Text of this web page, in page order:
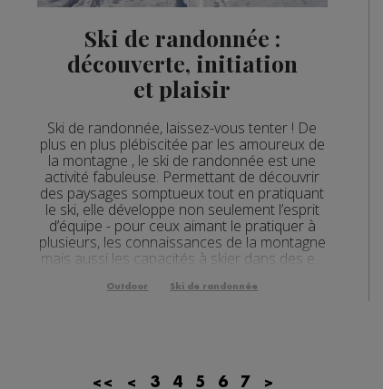
Ski de randonnée :
découverte, initiation
et plaisir
Ski de randonnée, laissez-vous tenter ! De
plus en plus plébiscitée par les amoureux de
la montagne , le ski de randonnée est une
activité fabuleuse. Permettant de découvrir
des paysages somptueux tout en pratiquant
le ski, elle développe non seulement l’esprit
d’équipe - pour ceux aimant le pratiquer à
plusieurs, les connaissances de la montagne
mais aussi les capacités à skier dans des e...
Outdoor Ski de randonnée
<< < 3 4 5 6 7 >